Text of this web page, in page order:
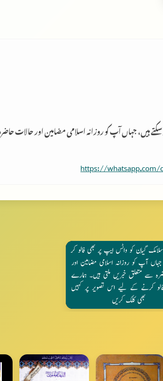
ہیں، جہاں آپ کو روزانہ اسلامی مضامین اور حالات
https://whatsapp.com/